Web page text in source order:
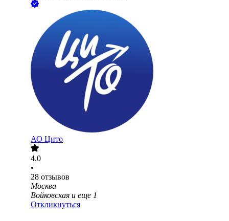
АО Цито
4.0
•
28 отзывов
Москва
Войковская и еще 1
Откликнуться